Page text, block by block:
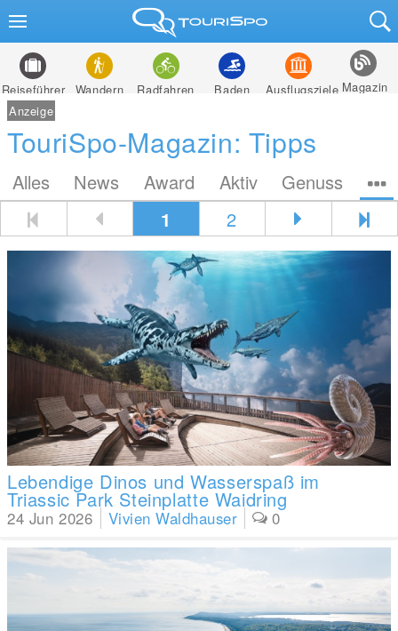
Reiseführer Wandern Radfahren Baden Ausflugsziele Magazin
Anzeige
TouriSpo-Magazin: Tipps
Alles News Award Aktiv
Genuss
1
2
24 Jun 2026 Vivien Waldhauser 0
Lebendige Dinos und Wasserspaß im
Triassic Park Steinplatte Waidring